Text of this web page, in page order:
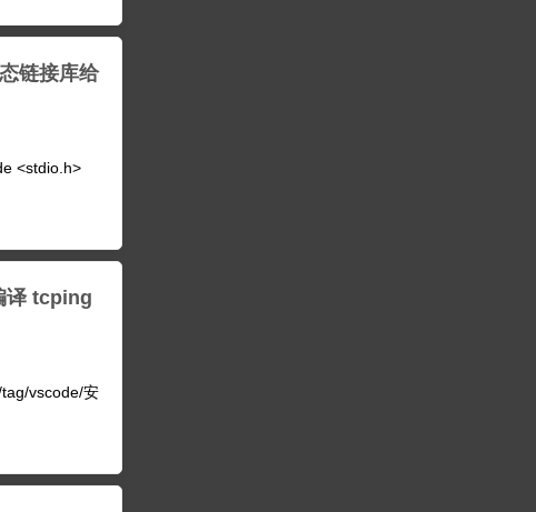
链接库给
<stdio.h>
译 tcping
vscode/安